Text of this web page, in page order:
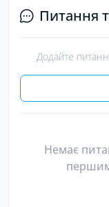
Питання
Додайте
Немає
першим